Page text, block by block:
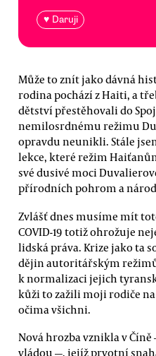
♥ Daruji
Může to znít jako dávná
rodina pochází z Haiti, a
dětství přestěhovali do
nemilosrdnému režimu
opravdu neunikli. Stále
lekce, které režim
své dusivé moci
přírodních pohrom a
Zvlášť dnes musíme mít
COVID-19 totiž ohrožuje
lidská práva. Krize jako ta
dějin autoritářským
k normalizaci jejich
kůži to zažili moji rodiče
očima všichni.
Nová hrozba vznikla v
vládou —, jejíž prvotní